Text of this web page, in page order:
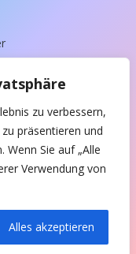
zu verbessern,
präsentieren und
Wenn Sie auf „Alle
Verwendung von
Alles akzeptieren